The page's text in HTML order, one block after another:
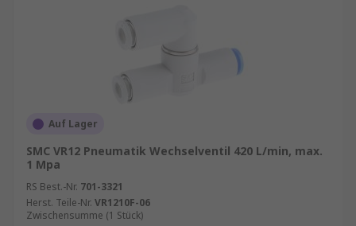
Auf Lager
SMC VR12 Pneumatik Wechselventil 420 L/min, max.
1 Mpa
RS Best.-Nr. 701-3321
Herst. Teile-Nr. VR1210F-06
Zwischensumme (1 Stück)